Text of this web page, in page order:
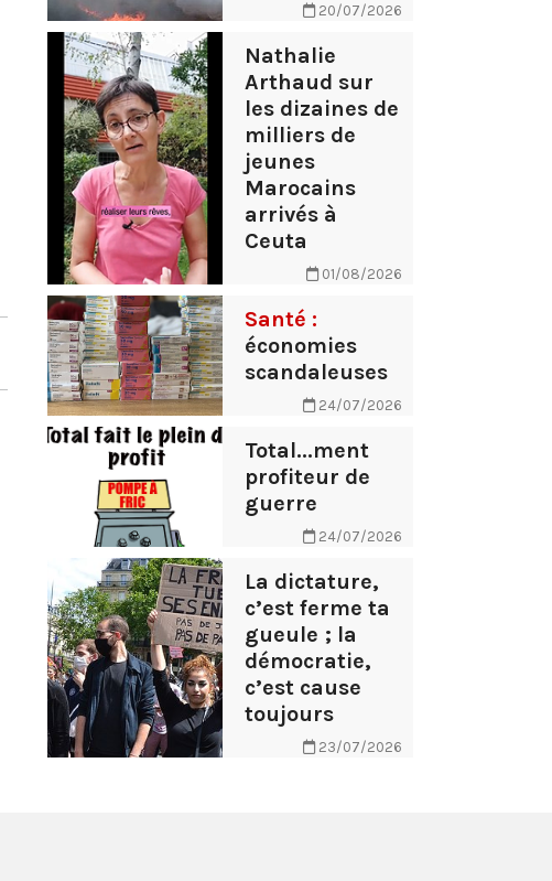
20/07/2026
Nathalie
Arthaud sur
les dizaines de
milliers de
jeunes
Marocains
arrivés à
Ceuta
01/08/2026
Santé :
économies
scandaleuses
24/07/2026
Total...ment
profiteur de
guerre
24/07/2026
La dictature,
c’est ferme ta
gueule ; la
démocratie,
c’est cause
toujours
23/07/2026